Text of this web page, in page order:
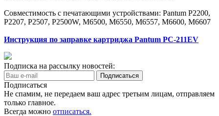
Совместимость с печатающими устройствами: Pantum P2200,
P2207, P2507, P2500W, M6500, M6550, M6557, M6600, M6607
Инструкция по заправке картриджа Pantum PC-211EV
Подписка на рассылку новостей:
Подписаться
Не спамим, не передаем ваш адрес третьим лицам, отправляем
только главное.
Всегда можно отписаться.